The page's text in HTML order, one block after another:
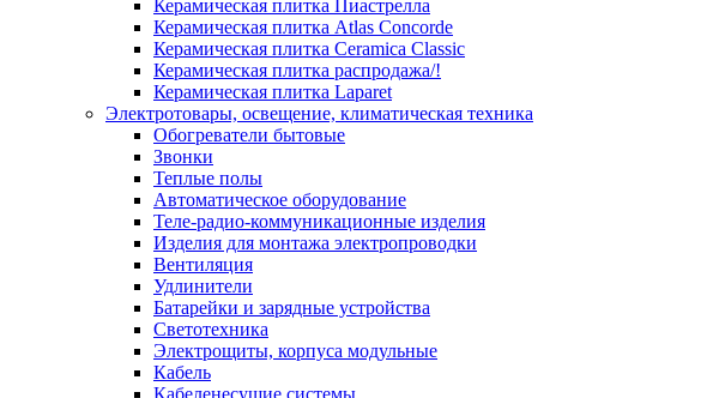
Керамическая плитка Пиастрелла
Керамическая плитка Atlas Concorde
Керамическая плитка Ceramica Classic
Керамическая плитка распродажа/!
Керамическая плитка Laparet
Электротовары, освещение, климатическая техника
Обогреватели бытовые
Звонки
Теплые полы
Автоматическое оборудование
Теле-радио-коммуникационные изделия
Изделия для монтажа электропроводки
Вентиляция
Удлинители
Батарейки и зарядные устройства
Светотехника
Электрощиты, корпуса модульные
Кабель
Кабеленесущие системы